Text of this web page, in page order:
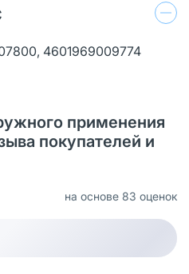
4601969009774
применения
покупателей и
на основе 83 оценок